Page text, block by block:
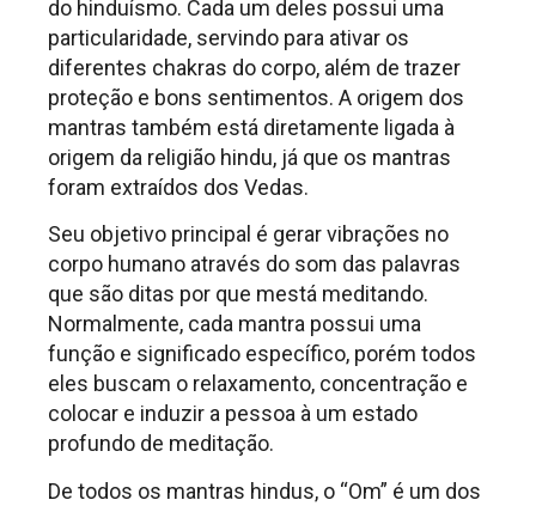
do hinduísmo. Cada um deles possui uma
particularidade, servindo para ativar os
diferentes chakras do corpo, além de trazer
proteção e bons sentimentos. A origem dos
mantras também está diretamente ligada à
origem da religião hindu, já que os mantras
foram extraídos dos Vedas.
Seu objetivo principal é gerar vibrações no
corpo humano através do som das palavras
que são ditas por que mestá meditando.
Normalmente, cada mantra possui uma
função e significado específico, porém todos
eles buscam o relaxamento, concentração e
colocar e induzir a pessoa à um estado
profundo de meditação.
De todos os mantras hindus, o “Om” é um dos